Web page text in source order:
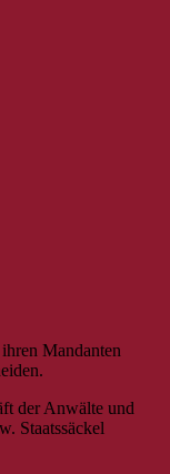
Mandanten
der Anwälte und
Staatssäckel